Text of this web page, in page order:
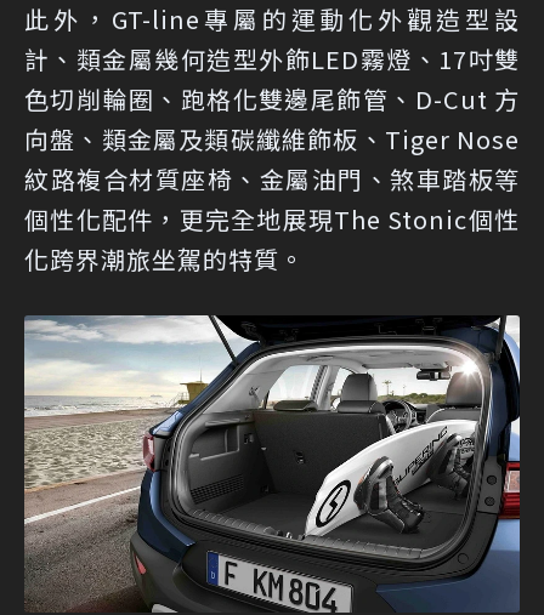
此外，GT-line專屬的運動化外觀造型設
計、類金屬幾何造型外飾LED霧燈、17吋雙
色切削輪圈、跑格化雙邊尾飾管、D-Cut 方
向盤、類金屬及類碳纖維飾板、Tiger Nose
紋路複合材質座椅、金屬油門、煞車踏板等
個性化配件，更完全地展現The Stonic個性
化跨界潮旅坐駕的特質。